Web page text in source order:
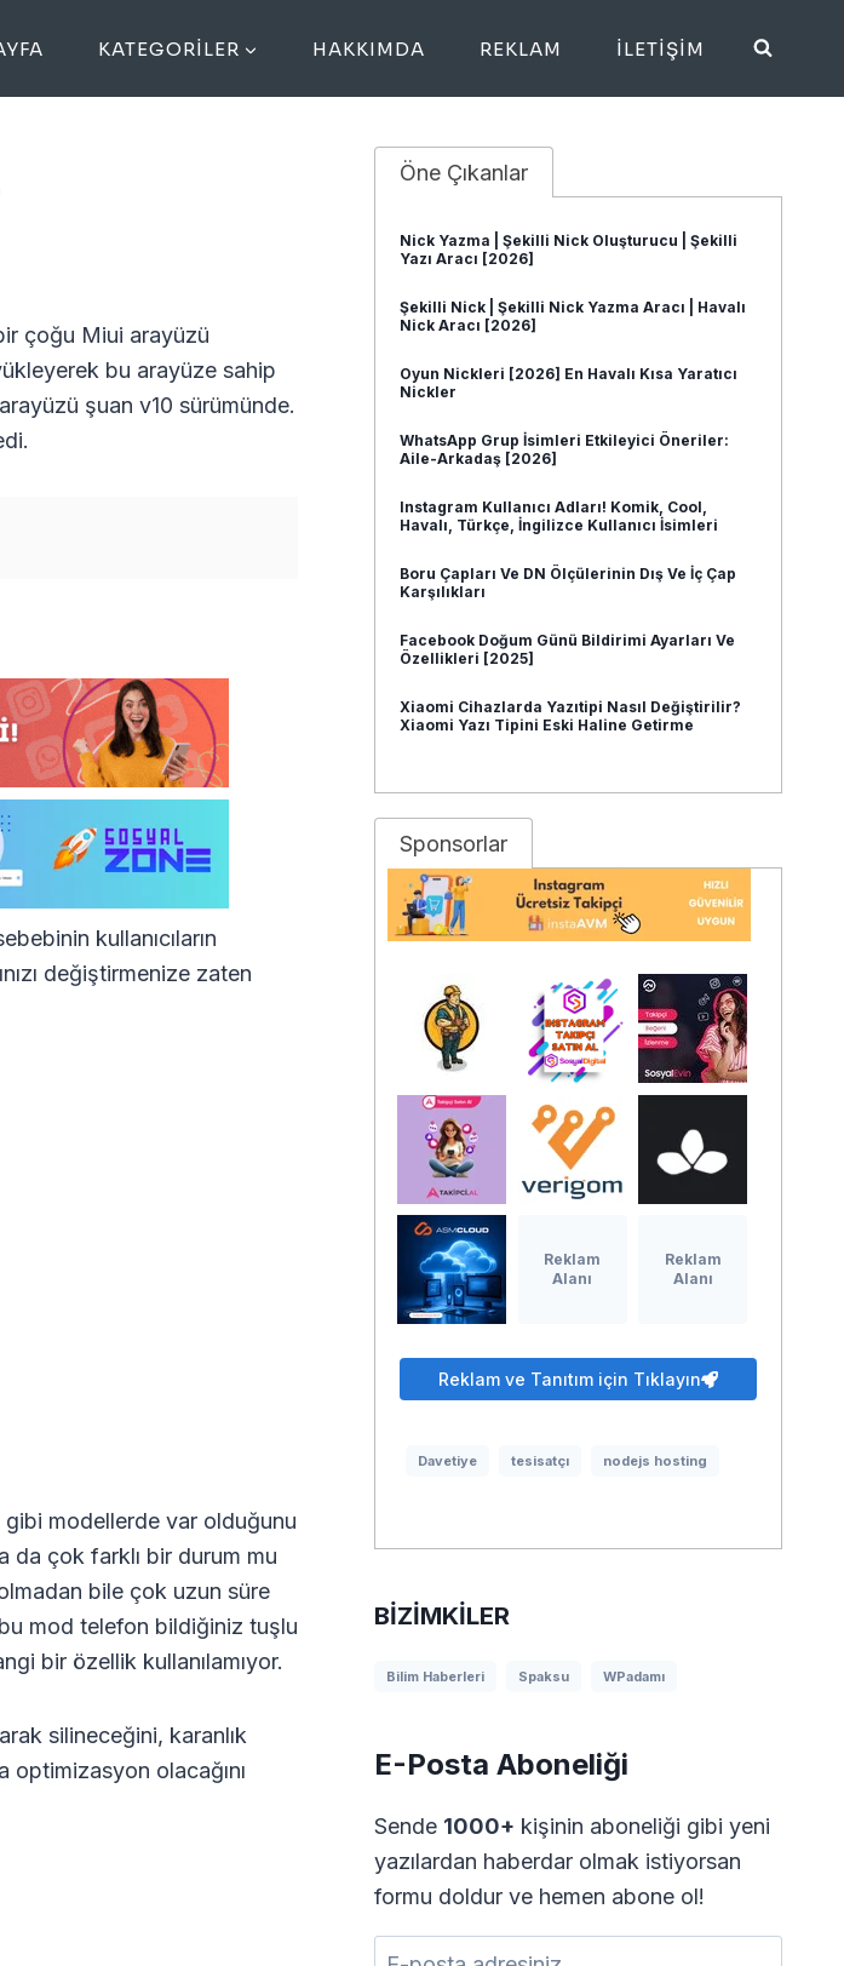
KATEGORILER HAKKIMDA REKLAM İLETIŞIM
çoğu Miui arayüzü
bu arayüze sahip
şuan v10 sürümünde.
kullanıcıların
değiştirmenize zaten
gibi modellerde var olduğunu
da çok farklı bir durum mu
bile çok uzun süre
mod telefon bildiğiniz tuşlu
bir özellik kullanılamıyor.
silineceğini, karanlık
optimizasyon olacağını
Öne Çıkanlar
Nick Yazma | Şekilli Nick Oluşturucu | Şekilli
Yazı Aracı [2026]
Şekilli Nick | Şekilli Nick Yazma Aracı | Havalı
Nick Aracı [2026]
Oyun Nickleri [2026] En Havalı Kısa Yaratıcı
Nickler
WhatsApp Grup İsimleri Etkileyici Öneriler:
Aile-Arkadaş [2026]
Instagram Kullanıcı Adları! Komik, Cool,
Havalı, Türkçe, İngilizce Kullanıcı İsimleri
Boru Çapları Ve DN Ölçülerinin Dış Ve İç Çap
Karşılıkları
Facebook Doğum Günü Bildirimi Ayarları Ve
Özellikleri [2025]
Xiaomi Cihazlarda Yazıtipi Nasıl Değiştirilir?
Xiaomi Yazı Tipini Eski Haline Getirme
Sponsorlar
Reklam
Alanı
Reklam
Alanı
Reklam ve Tanıtım için Tıklayın
Davetiye tesisatçı nodejs hosting
BIZIMKILER
Bilim Haberleri Spaksu WPadamı
E-Posta Aboneliği
Sende 1000+ kişinin aboneliği gibi yeni
yazılardan haberdar olmak istiyorsan
formu doldur ve hemen abone ol!